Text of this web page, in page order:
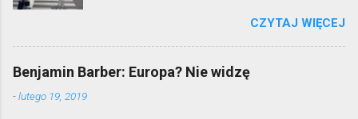
kobiet w muzułmańskich chustach. Nie zawsze
są to cudzoziemki, często są to kobiety
urodzone w Austrii, które w ostatnich latach
zmieniły swój ubiór. To w Wiedniu zaczął mi się
CZYTAJ WIĘCEJ
Benjamin Barber: Europa? Nie widzę
-lutego 19, 2019